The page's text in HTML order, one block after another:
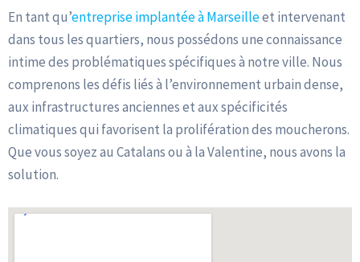
En tant qu’entreprise implantée à Marseilleet intervenant
dans tous les quartiers, nous possédons une connaissance
intime des problématiques spécifiques à notre ville. Nous
comprenons les défis liés à l’environnement urbain dense,
aux infrastructures anciennes et aux spécificités
climatiques qui favorisent la prolifération des moucherons.
Que vous soyez au Catalans ou à la Valentine, nous avons la
solution.